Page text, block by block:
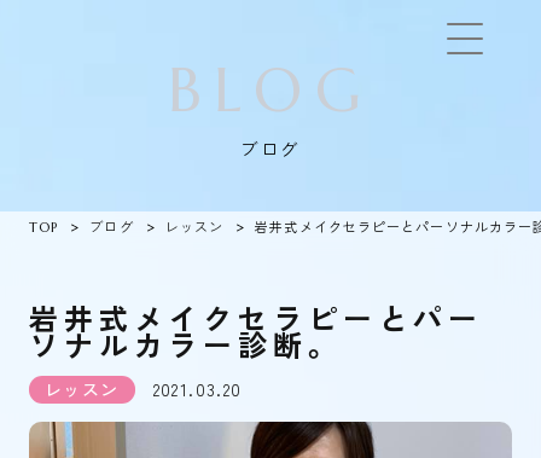
BLOG
ブログ
TOP ブログ レッスン 岩井式メイクセラピーとパーソナルカラー
岩井式メイクセラピーとパー
ソナルカラー診断。
レッスン 2021.03.20